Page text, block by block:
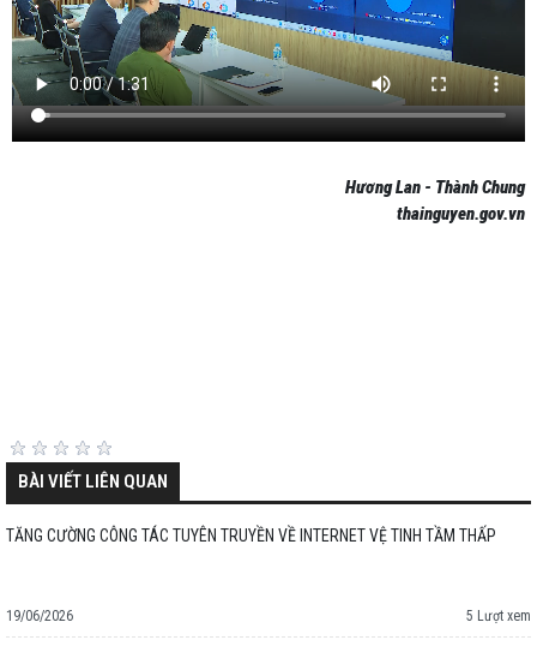
Hương Lan - Thành Chung
thainguyen.gov.vn
BÀI VIẾT LIÊN QUAN
TĂNG CƯỜNG CÔNG TÁC TUYÊN TRUYỀN VỀ INTERNET VỆ TINH TẦM THẤP
19/06/2026 5 Lượt xem